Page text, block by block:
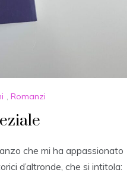
, Romanzi
che mi ha appassionato
d’altronde, che si intitola: